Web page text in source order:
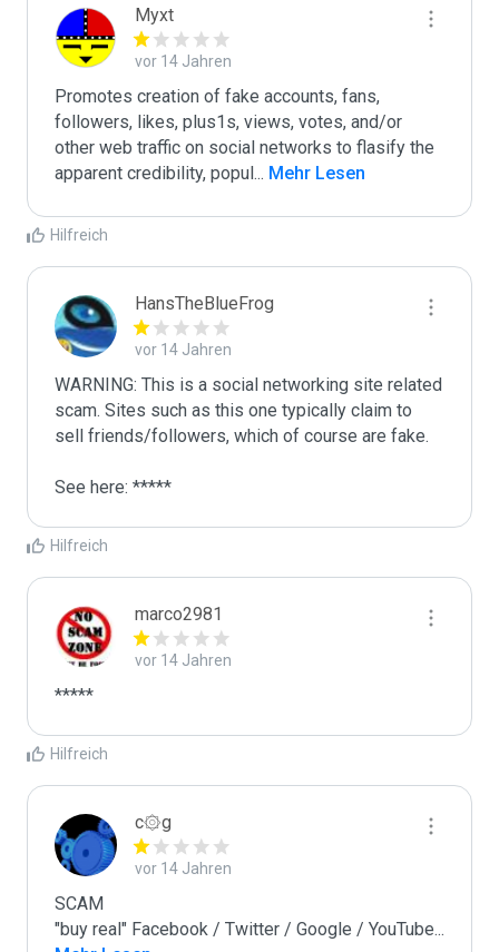
Myxt
vor 14 Jahren
Promotes creation of fake accounts, fans,
followers, likes, plus1s, views, votes, and/or
other web traffic on social networks to flasify the
apparent credibility, popul... Mehr Lesen
Hilfreich
HansTheBlueFrog
vor 14 Jahren
WARNING: This is a social networking site related
scam. Sites such as this one typically claim to
sell friends/followers, which of course are fake.
See here: *****
Hilfreich
marco2981
vor 14 Jahren
*****
Hilfreich
c۞g
vor 14 Jahren
SCAM
"buy real" Facebook / Twitter / Google / YouTube...